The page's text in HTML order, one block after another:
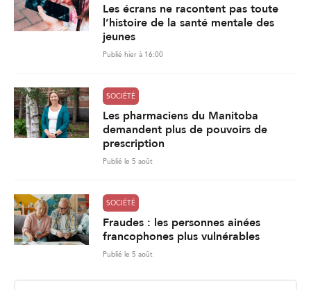
Les écrans ne racontent pas toute
l’histoire de la santé mentale des
jeunes
Publié hier à 16:00
SOCIÉTÉ
Les pharmaciens du Manitoba
demandent plus de pouvoirs de
prescription
Publié le 5 août
SOCIÉTÉ
Fraudes : les personnes ainées
francophones plus vulnérables
Publié le 5 août